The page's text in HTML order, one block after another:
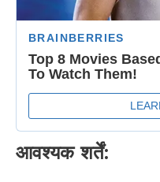
आवश्यक शर्तें: